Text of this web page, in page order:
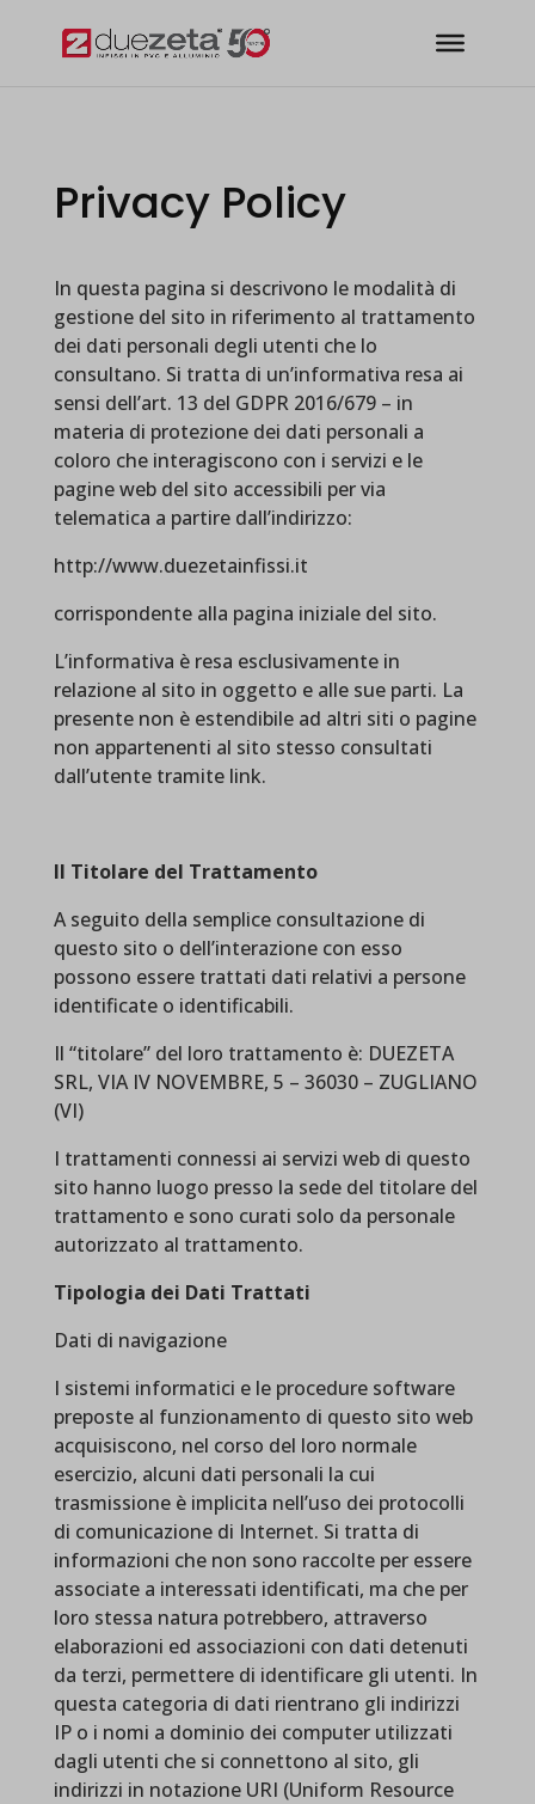
Privacy Policy
In questa pagina si descrivono le modalità di
gestione del sito in riferimento al trattamento
dei dati personali degli utenti che lo
consultano. Si tratta di un’informativa resa ai
sensi dell’art. 13 del GDPR 2016/679 – in
materia di protezione dei dati personali a
coloro che interagiscono con i servizi e le
pagine web del sito accessibili per via
telematica a partire dall’indirizzo:
http://www.duezetainfissi.it
corrispondente alla pagina iniziale del sito.
L’informativa è resa esclusivamente in
relazione al sito in oggetto e alle sue parti. La
presente non è estendibile ad altri siti o pagine
non appartenenti al sito stesso consultati
dall’utente tramite link.
Il Titolare del Trattamento
A seguito della semplice consultazione di
questo sito o dell’interazione con esso
possono essere trattati dati relativi a persone
identificate o identificabili.
Il “titolare” del loro trattamento è: DUEZETA
SRL, VIA IV NOVEMBRE, 5 – 36030 – ZUGLIANO
(VI)
I trattamenti connessi ai servizi web di questo
sito hanno luogo presso la sede del titolare del
trattamento e sono curati solo da personale
autorizzato al trattamento.
Tipologia dei Dati Trattati
Dati di navigazione
I sistemi informatici e le procedure software
preposte al funzionamento di questo sito web
acquisiscono, nel corso del loro normale
esercizio, alcuni dati personali la cui
trasmissione è implicita nell’uso dei protocolli
di comunicazione di Internet. Si tratta di
informazioni che non sono raccolte per essere
associate a interessati identificati, ma che per
loro stessa natura potrebbero, attraverso
elaborazioni ed associazioni con dati detenuti
da terzi, permettere di identificare gli utenti. In
questa categoria di dati rientrano gli indirizzi
IP o i nomi a dominio dei computer utilizzati
dagli utenti che si connettono al sito, gli
indirizzi in notazione URI (Uniform Resource